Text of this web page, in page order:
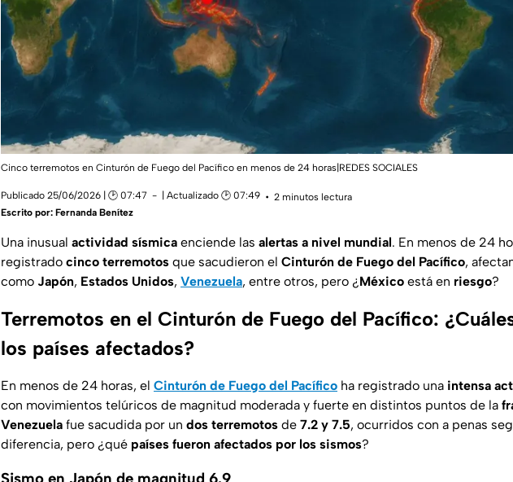
Cinco terremotos en Cinturón de Fuego del Pacífico en menos de 24 horas|REDES SOCIALES
Publicado 25/06/2026 | 🕑 07:47 | Actualizado 🕑 07:49
2 minutos lectura
Escrito por: Fernanda Benítez
Una inusual actividad sísmica enciende las alertas a nivel mundial. En menos de 24
registrado cinco terremotos que sacudieron el Cinturón de Fuego del Pacífico,
como Japón, Estados Unidos, Venezuela, entre otros, pero ¿México está en riesgo?
Terremotos en el Cinturón de Fuego del Pacífico:
los países afectados?
En menos de 24 horas, el Cinturón de Fuego del Pacífico ha registrado una intensa
con movimientos telúricos de magnitud moderada y fuerte en distintos puntos de la
Venezuela fue sacudida por un dos terremotos de 7.2 y 7.5, ocurridos con a penas
diferencia, pero ¿qué países fueron afectados por los sismos?